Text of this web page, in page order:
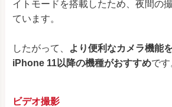
イトモードを搭載したため、夜間の
ています。
したがって、
より便利なカメラ機能
iPhone 11以降の機種がおすすめです
ビデオ撮影